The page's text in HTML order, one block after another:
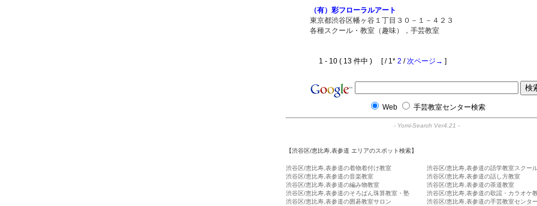
（有）彩フローラルアート
東京都渋谷区幡ヶ谷１丁目３０－１－４２３
各種スクール・教室（趣味），手芸教室
1 - 10 ( 13 件中 ) [ / 1* 2 / 次ページ→ ]
Web 手芸教室センター検索
- Yomi-Search Ver4.21 -
【渋谷区/恵比寿,表参道 エリアのスポット検索】
渋谷区/恵比寿,表参道の着物着付け教室
渋谷区/恵比寿,表参道の語学教室スクー
渋谷区/恵比寿,表参道の音楽教室
渋谷区/恵比寿,表参道の話し方教室
渋谷区/恵比寿,表参道の編み物教室
渋谷区/恵比寿,表参道の茶道教室
渋谷区/恵比寿,表参道のそろばん珠算教室・塾
渋谷区/恵比寿,表参道の歌謡・カラオケ
渋谷区/恵比寿,表参道の囲碁教室サロン
渋谷区/恵比寿,表参道の手芸教室センタ